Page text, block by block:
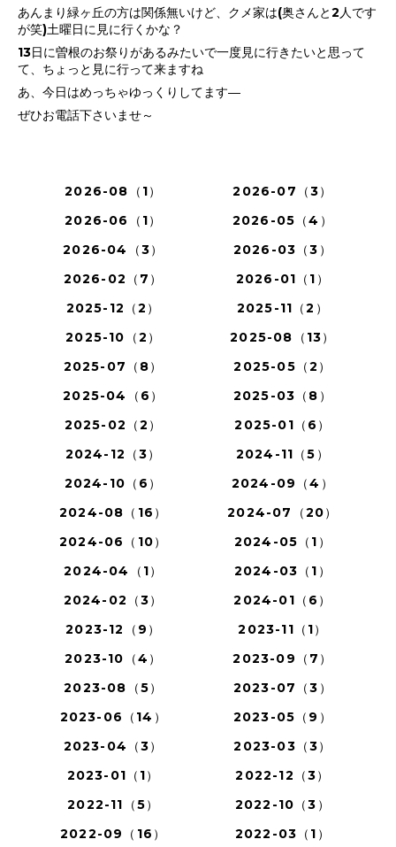
あんまり緑ヶ丘の方は関係無いけど、クメ家は(奥さんと2人です
が笑)土曜日に見に行くかな？
13日に曽根のお祭りがあるみたいで一度見に行きたいと思って
て、ちょっと見に行って来ますね
あ、今日はめっちゃゆっくりしてます―
ぜひお電話下さいませ～
2026-08（1）
2026-07（3）
2026-06（1）
2026-05（4）
2026-04（3）
2026-03（3）
2026-02（7）
2026-01（1）
2025-12（2）
2025-11（2）
2025-10（2）
2025-08（13）
2025-07（8）
2025-05（2）
2025-04（6）
2025-03（8）
2025-02（2）
2025-01（6）
2024-12（3）
2024-11（5）
2024-10（6）
2024-09（4）
2024-08（16）
2024-07（20）
2024-06（10）
2024-05（1）
2024-04（1）
2024-03（1）
2024-02（3）
2024-01（6）
2023-12（9）
2023-11（1）
2023-10（4）
2023-09（7）
2023-08（5）
2023-07（3）
2023-06（14）
2023-05（9）
2023-04（3）
2023-03（3）
2023-01（1）
2022-12（3）
2022-11（5）
2022-10（3）
2022-09（16）
2022-03（1）